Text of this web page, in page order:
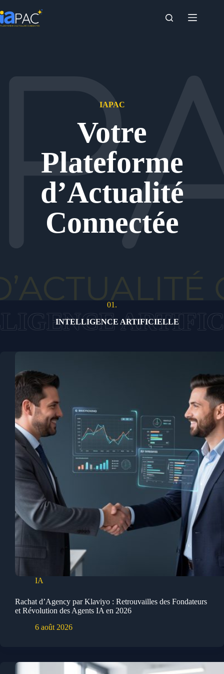
au
contenu
IAPAC
Votre
Plateforme
d’Actualité
Connectée
01.
INTELLIGENCE ARTIFICIELLE
IA
Rachat d’Agency par Klaviyo : Retrouvailles des Fondateurs
et Révolution des Agents IA en 2026
6 août 2026